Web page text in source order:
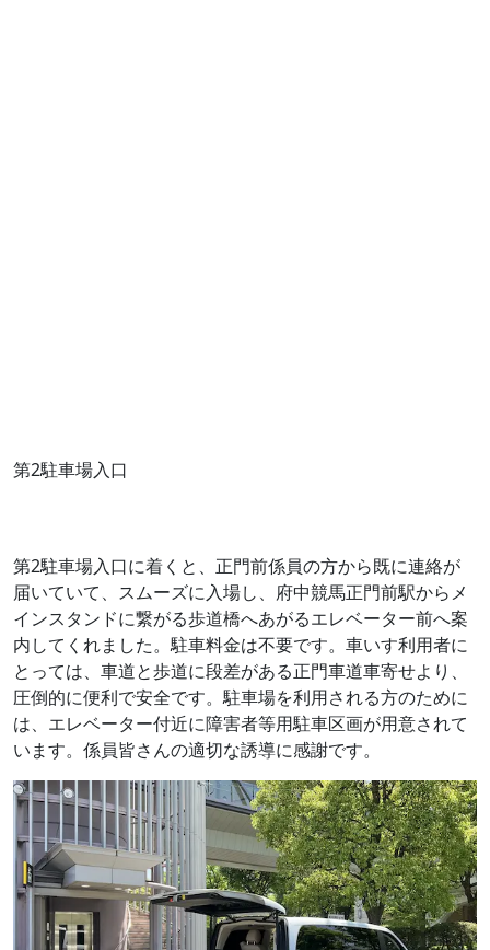
第2駐車場入口
第2駐車場入口に着くと、正門前係員の方から既に連絡が
届いていて、スムーズに入場し、府中競馬正門前駅からメ
インスタンドに繋がる歩道橋へあがるエレベーター前へ案
内してくれました。駐車料金は不要です。車いす利用者に
とっては、車道と歩道に段差がある正門車道車寄せより、
圧倒的に便利で安全です。駐車場を利用される方のために
は、エレベーター付近に障害者等用駐車区画が用意されて
います。係員皆さんの適切な誘導に感謝です。